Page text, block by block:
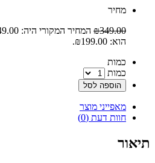
‫מחיר‬
₪349.00 המחיר המקורי היה: ₪349.00.
הוא: ₪199.00.
‫כמות‬
כמות
הוספה לסל
מאפייני מוצר
חוות דעת (0)
תיאור